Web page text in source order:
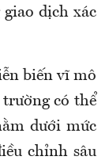
dịch xác
biến vĩ mô
có thể
dưới mức
chỉnh sâu